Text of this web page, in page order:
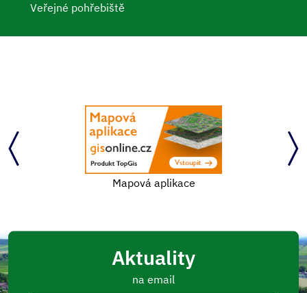
Veřejné pohřebiště
Mapová aplikace
Aktuality
na email